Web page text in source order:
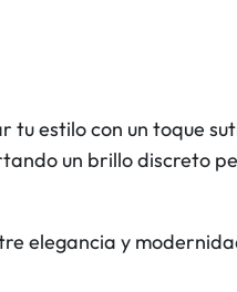
tu estilo con un toque
un brillo discreto
elegancia y